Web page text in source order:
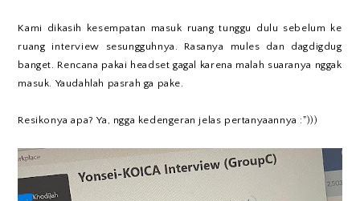
Kami dikasih kesempatan masuk ruang tunggu dulu sebelum ke
ruang interview sesungguhnya. Rasanya mules dan dagdigdug
banget. Rencana pakai headset gagal karena malah suaranya nggak
masuk. Yaudahlah pasrah ga pake.
Resikonya apa? Ya, ngga kedengeran jelas pertanyaannya :")))